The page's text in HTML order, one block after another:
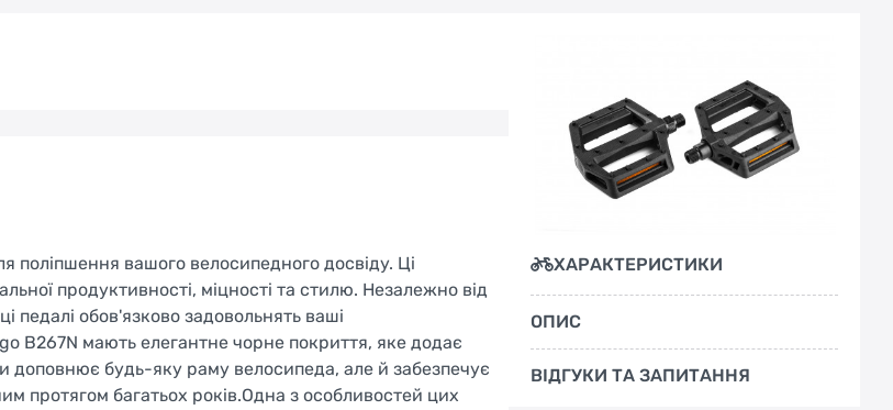
поліпшення вашого велосипедного досвіду. Ці
продуктивності, міцності та стилю. Незалежно від
педалі обов'язково задовольнять ваші
B267N мають елегантне чорне покриття, яке додає
доповнює будь-яку раму велосипеда, але й забезпечує
протягом багатьох років.Одна з особливостей цих
ХАРАКТЕРИСТИКИ
ОПИС
ВІДГУКИ ТА ЗАПИТАННЯ